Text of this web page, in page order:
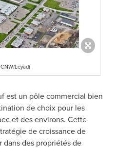
Leyad)
est un pôle commercial bien
de choix pour les
et des environs. Cette
de croissance de
dans des propriétés de